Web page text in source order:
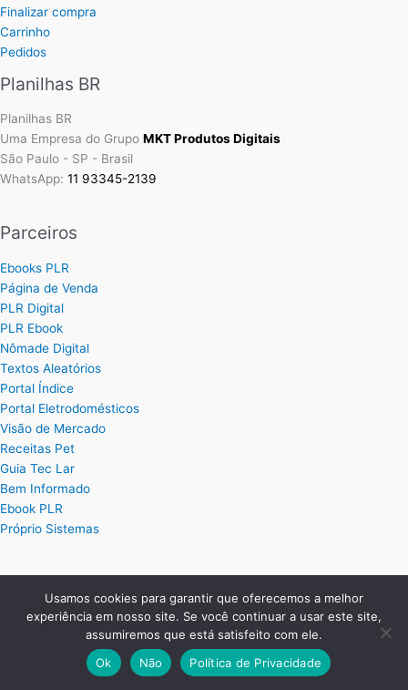
Finalizar compra
Carrinho
Pedidos
Planilhas BR
Planilhas BR
Uma Empresa do Grupo MKT Produtos Digitais
São Paulo - SP - Brasil
WhatsApp: 11 93345-2139
Parceiros
Ebooks PLR
Página de Venda
PLR Digital
PLR Ebook
Nômade Digital
Textos Aleatórios
Portal Índice
Portal Eletrodomésticos
Visão de Mercado
Receitas Pet
Guia Tec Lar
Bem Informado
Ebook PLR
Próprio Sistemas
Posts
Planilha Excel de Cálculo de Hora Extra
Planilha Excel para Plano de Cargos e Salários
Planilha de Ordem de Serviço Completa
Planilha de Controle de Treinamentos
Usamos cookies para garantir que oferecemos a melhor
experiência em nosso site. Se você continuar a usar este site,
assumiremos que está satisfeito com ele.
Ok
Não Política de Privacidade